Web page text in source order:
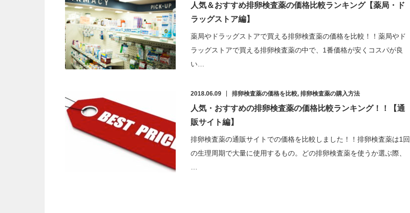
人気＆おすすめ排卵検査薬の価格比較ランキング【薬局・ド
ラッグストア編】
薬局やドラッグストアで買える排卵検査薬の価格を比較！！薬局やド
ラッグストアで買える排卵検査薬の中で、1番価格が安くコスパが良
い…
2018.06.09 排卵検査薬の価格を比較, 排卵検査薬の購入方法
人気・おすすめの排卵検査薬の価格比較ランキング！！【通
販サイト編】
排卵検査薬の通販サイトでの価格を比較しました！！排卵検査薬は1回
の生理周期で大量に使用するもの。どの排卵検査薬を使うか選ぶ際、